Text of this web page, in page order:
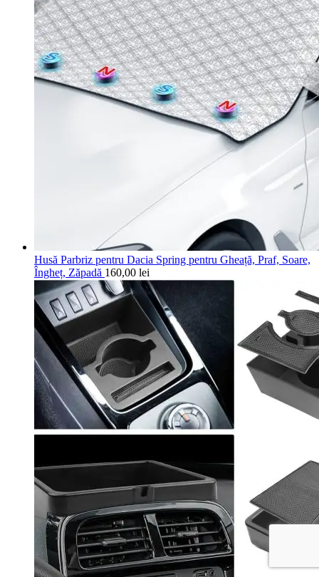
Husă Parbriz pentru Dacia Spring pentru Gheață, Praf, Soare,
Îngheț, Zăpadă 160,00 lei